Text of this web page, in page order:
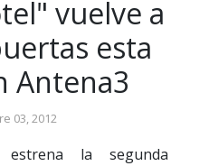
vuelve a
esta
Antena3
03, 2012
la segunda